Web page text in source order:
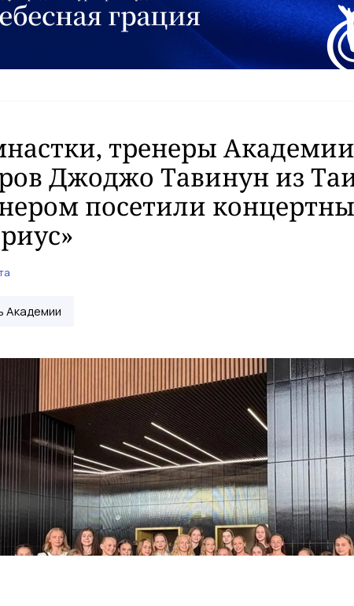
тренеры
Джоджо Тавинун из
посетили
Академии